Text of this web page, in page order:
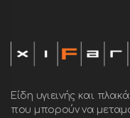
Είδη υγιεινής και
που μπορούν να